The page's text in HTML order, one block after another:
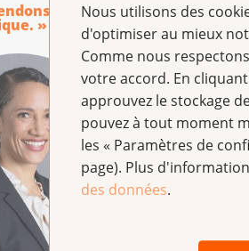
Nous utilisons des
d'optimiser au mieux
Comme nous
votre accord. En
approuvez le stockage
pouvez à tout moment
les « Paramètres de
page). Plus
des données.
les intérêts des
»